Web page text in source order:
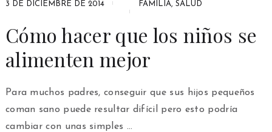
3 DE DICIEMBRE DE 2014 FAMILIA, SALUD
Cómo hacer que los niños se
alimenten mejor
Para muchos padres, conseguir que sus hijos pequeños
coman sano puede resultar difícil pero esto podría
cambiar con unas simples …